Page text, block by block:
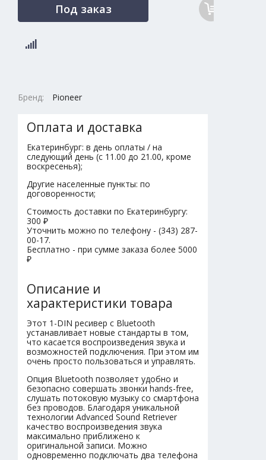
Под заказ
Бренд: Pioneer
Оплата и доставка
Екатеринбург: в день оплаты / на
следующий день (с 11.00 до 21.00, кроме
воскресенья);
Другие населенные пункты: по
договоренности;
Стоимость доставки по Екатеринбургу:
300 ₽
Уточнить можно по телефону - (343) 287-
00-17.
Бесплатно - при сумме заказа более 5000
₽
Описание и
характеристики товара
Этот 1-DIN ресивер с Bluetooth
устанавливает новые стандарты в том,
что касается воспроизведения звука и
возможностей подключения. При этом им
очень просто пользоваться и управлять.
Опция Bluetooth позволяет удобно и
безопасно совершать звонки hands-free,
слушать потоковую музыку со смартфона
без проводов. Благодаря уникальной
технологии Advanced Sound Retriever
качество воспроизведения звука
максимально приближено к
оригинальной записи. Можно
одновременно подключать два телефона